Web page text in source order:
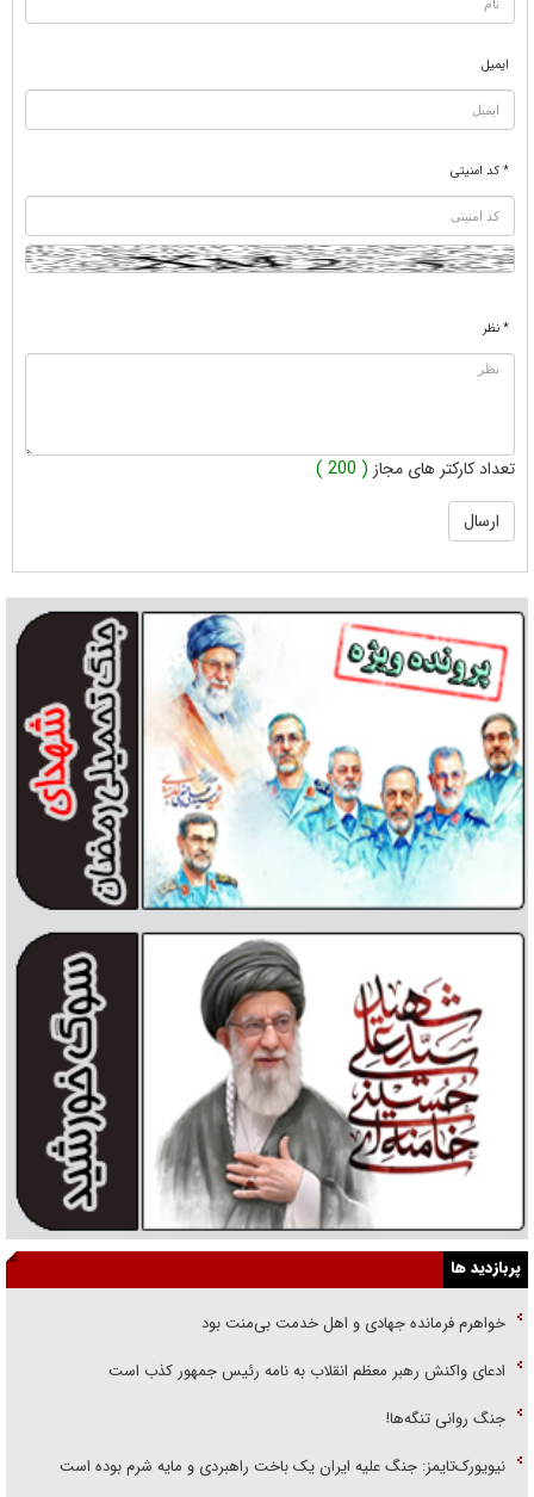
ایمیل
* کد امنیتی
* نظر
تعداد کارکتر های مجاز ( 200 )
پربازدید ها
خواهرم فرمانده جهادی و اهل خدمت بی‌منت بود
ادعای واکنش رهبر معظم انقلاب به نامه رئیس جمهور کذب است
جنگ روانی تنگه‌ها!
نیویورک‌تایمز: جنگ علیه ایران یک باخت راهبردی و مایه شرم بوده است